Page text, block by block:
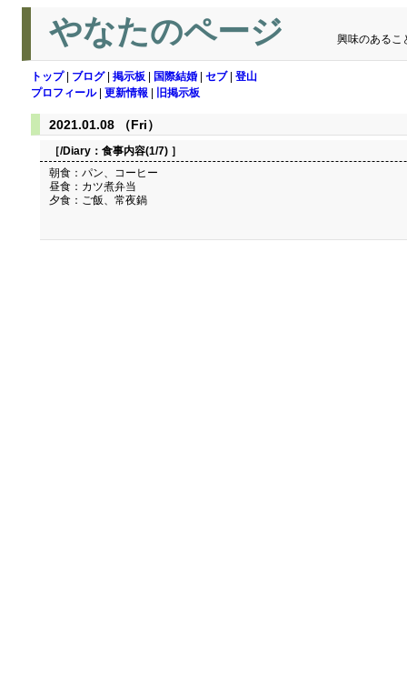
やなたのページ 興味のあるこ
トップ| ブログ| 掲示板 国際結婚 セブ| 登山
プロフィール| 更新情報 旧掲示板
2021.01.08 （Fri）
［/Diary： 食事内容(1/7) ］
朝食：パン、コーヒー
昼食：カツ煮弁当
夕食：ご飯、常夜鍋